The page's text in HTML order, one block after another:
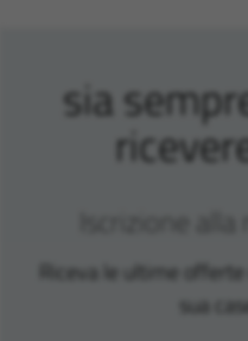
sia
Riceva le ultime
sua